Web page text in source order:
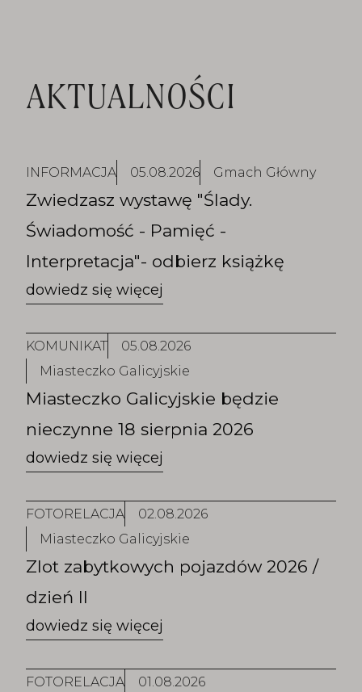
AKTUALNOŚCI
INFORMACJA 05.08.2026 Gmach Główny
Zwiedzasz wystawę "Ślady.
Świadomość - Pamięć -
Interpretacja"- odbierz książkę
KOMUNIKAT
05.08.2026
Miasteczko Galicyjskie
Miasteczko Galicyjskie będzie
nieczynne 18 sierpnia 2026
FOTORELACJA
02.08.2026
Miasteczko Galicyjskie
Zlot zabytkowych pojazdów 2026 /
dzień II
FOTORELACJA 01.08.2026